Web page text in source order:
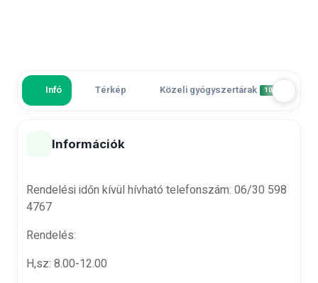
Infó Térkép Közeli gyógyszertárak 10
Információk
Rendelési időn kívül hívható telefonszám: 06/30 598
4767
Rendelés:
H,sz: 8.00-12.00